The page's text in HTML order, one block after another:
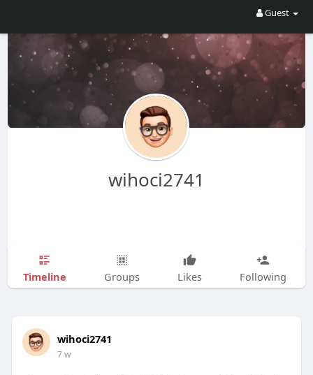
Guest
wihoci2741
Timeline Groups Likes Following
wihoci2741
7 w